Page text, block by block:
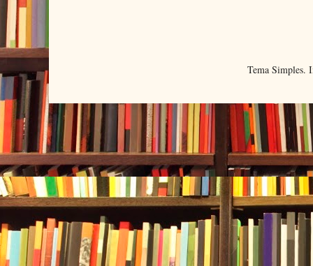
Tema Simples.